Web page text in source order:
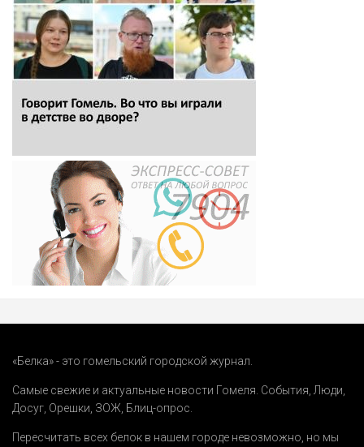
«Белка» - это гомельский городской журнал.
Самые свежие и актуальные новости Гомеля. События Люди
Досуг Орешки ЗОЖ Блиц-опрос
Пересчитать всех белок в нашем городе невозможно, но мы